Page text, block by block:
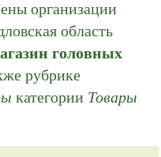
организации
область
головных
рубрике
категории Товары